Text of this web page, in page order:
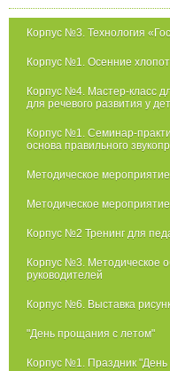
Корпус №3. Технология
Корпус №1. Осенние
Корпус №4. Мастер-класс
для речевого развития у
Корпус №1. Семинар-
основа правильного
Методическое
Методическое
Корпус №2 Тренинг для
Корпус №3. Методическое
руководителей
Корпус №6. Выставка
"День прощания с летом"
Корпус №1. Праздник